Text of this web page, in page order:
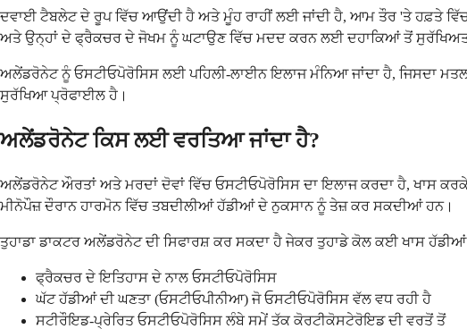
ਦਵਾਈ ਟੈਬਲੇਟ ਦੇ ਰੂਪ ਵਿੱਚ ਆਉਂਦੀ ਹੈ ਅਤੇ ਮੂੰਹ ਰਾਹੀਂ ਲਈ ਜਾਂਦੀ ਹੈ, ਆਮ ਤੌਰ 'ਤੇ ਹਫ਼ਤੇ
ਅਤੇ ਉਨ੍ਹਾਂ ਦੇ ਫ੍ਰੈਕਚਰ ਦੇ ਜੋਖਮ ਨੂੰ ਘਟਾਉਣ ਵਿੱਚ ਮਦਦ ਕਰਨ ਲਈ ਦਹਾਕਿਆਂ ਤੋਂ ਸੁਰੱਖਿਅਤ
ਅਲੇਂਡਰੋਨੇਟ ਨੂੰ ਓਸਟੀਓਪੋਰੋਸਿਸ ਲਈ ਪਹਿਲੀ-ਲਾਈਨ ਇਲਾਜ ਮੰਨਿਆ ਜਾਂਦਾ ਹੈ, ਜਿਸਦਾ
ਸੁਰੱਖਿਆ ਪ੍ਰੋਫਾਈਲ ਹੈ।
ਅਲੇਂਡਰੋਨੇਟ ਕਿਸ ਲਈ ਵਰਤਿਆ ਜਾਂਦਾ ਹੈ?
ਅਲੇਂਡਰੋਨੇਟ ਔਰਤਾਂ ਅਤੇ ਮਰਦਾਂ ਦੋਵਾਂ ਵਿੱਚ ਓਸਟੀਓਪੋਰੋਸਿਸ ਦਾ ਇਲਾਜ ਕਰਦਾ ਹੈ, ਖਾਸ
ਮੀਨੋਪੌਜ਼ ਦੌਰਾਨ ਹਾਰਮੋਨ ਵਿੱਚ ਤਬਦੀਲੀਆਂ ਹੱਡੀਆਂ ਦੇ ਨੁਕਸਾਨ ਨੂੰ ਤੇਜ਼ ਕਰ ਸਕਦੀਆਂ ਹਨ।
ਤੁਹਾਡਾ ਡਾਕਟਰ ਅਲੇਂਡਰੋਨੇਟ ਦੀ ਸਿਫਾਰਸ਼ ਕਰ ਸਕਦਾ ਹੈ ਜੇਕਰ ਤੁਹਾਡੇ ਕੋਲ ਕਈ ਖਾਸ
ਫ੍ਰੈਕਚਰ ਦੇ ਇਤਿਹਾਸ ਦੇ ਨਾਲ ਓਸਟੀਓਪੋਰੋਸਿਸ
ਘੱਟ ਹੱਡੀਆਂ ਦੀ ਘਣਤਾ (ਓਸਟੀਓਪੀਨੀਆ) ਜੋ ਓਸਟੀਓਪੋਰੋਸਿਸ ਵੱਲ ਵਧ ਰਹੀ ਹੈ
ਸਟੀਰੌਇਡ-ਪ੍ਰੇਰਿਤ ਓਸਟੀਓਪੋਰੋਸਿਸ ਲੰਬੇ ਸਮੇਂ ਤੱਕ ਕੋਰਟੀਕੋਸਟੇਰੋਇਡ ਦੀ ਵਰਤੋਂ ਤੋਂ